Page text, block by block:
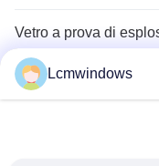
Vetro a prova di
Vetro di protezione
Lcmwindows